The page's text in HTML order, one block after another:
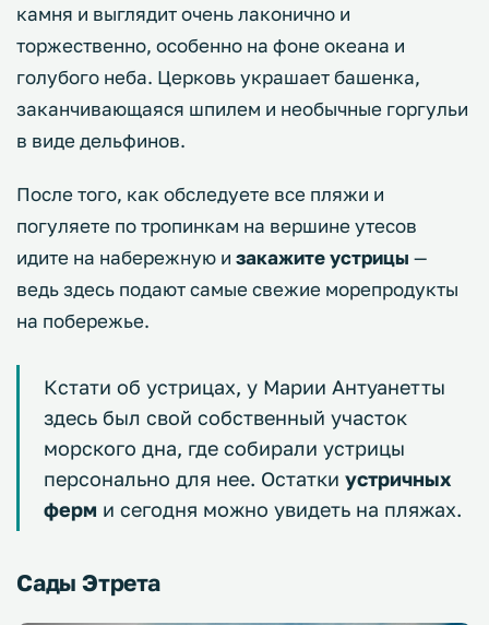
камня и выглядит очень лаконично и
торжественно, особенно на фоне океана и
голубого неба. Церковь украшает башенка,
заканчивающаяся шпилем и необычные горгульи
в виде дельфинов.
После того, как обследуете все пляжи и
погуляете по тропинкам на вершине утесов
идите на набережную и закажите устрицы —
ведь здесь подают самые свежие морепродукты
на побережье.
Кстати об устрицах, у Марии Антуанетты
здесь был свой собственный участок
морского дна, где собирали устрицы
персонально для нее. Остатки устричных
ферм и сегодня можно увидеть на пляжах.
Сады Этрета